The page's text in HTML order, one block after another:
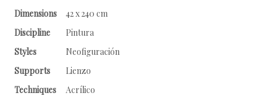
Dimensions
42 x 240 cm
Discipline
Pintura
Styles
Neofiguración
Supports
Lienzo
Techniques
Acrílico